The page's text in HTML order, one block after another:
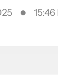
15:46